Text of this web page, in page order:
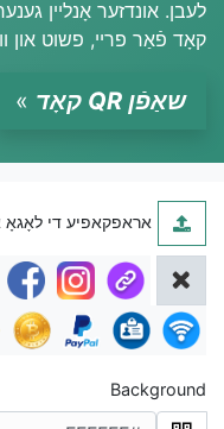
קאָד פֿאַר פריי, פשוט און
שאַפֿן QR קאָד »
אראפקאפיע די לאָגאָ
Background